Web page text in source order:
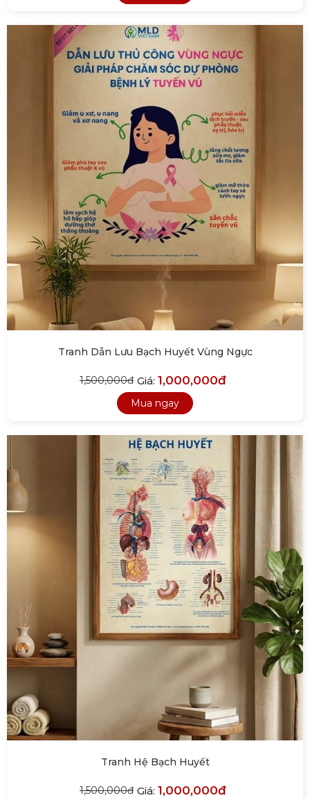
Tranh Dẫn Lưu Bạch Huyết Vùng Ngực
1,500,000đ Giá: 1,000,000đ
Mua ngay
Tranh Hệ Bạch Huyết
1,500,000đ Giá: 1,000,000đ